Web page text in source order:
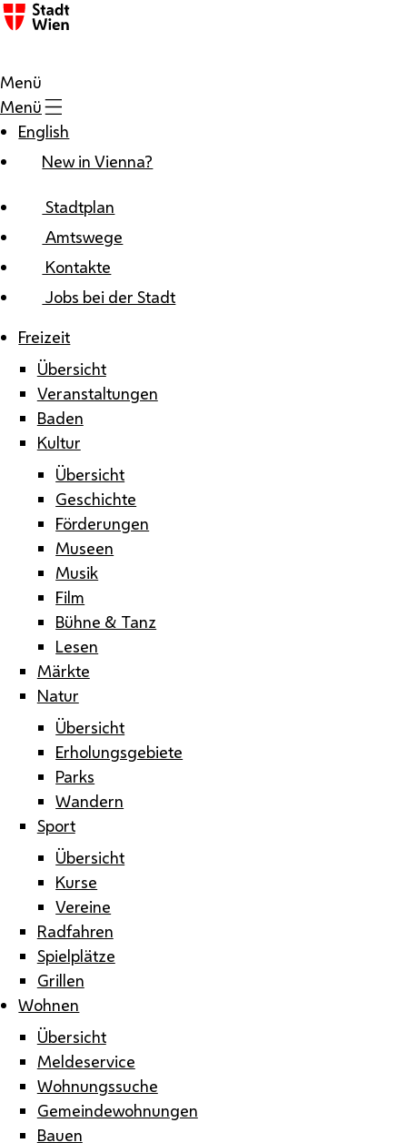
Zum Inhalt
Menü
Menü
English
New in Vienna?
Stadtplan
Amtswege
Kontakte
Jobs bei der Stadt
Freizeit
Übersicht
Veranstaltungen
Baden
Kultur
Übersicht
Geschichte
Förderungen
Museen
Musik
Film
Bühne & Tanz
Lesen
Märkte
Natur
Übersicht
Erholungsgebiete
Parks
Wandern
Sport
Übersicht
Kurse
Vereine
Radfahren
Spielplätze
Grillen
Wohnen
Übersicht
Meldeservice
Wohnungssuche
Gemeindewohnungen
Bauen